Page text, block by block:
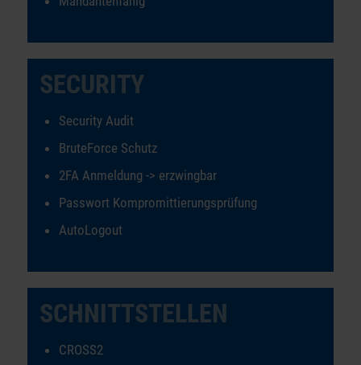
SECURITY
Security Audit
BruteForce Schutz
2FA Anmeldung -> erzwingbar
Passwort Kompromittierungsprüfung
AutoLogout
SCHNITTSTELLEN
CROSS2